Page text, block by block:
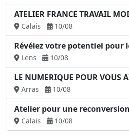
ATELIER FRANCE TRAVAIL
Calais 10/08
Révélez votre potentiel pour
Lens 10/08
LE NUMERIQUE POUR VOUS
Arras 10/08
Atelier pour une
Calais 10/08